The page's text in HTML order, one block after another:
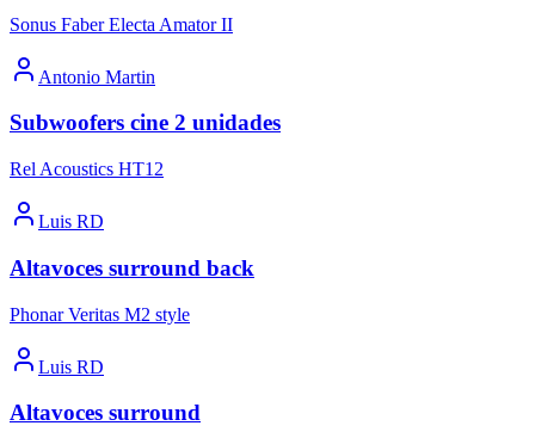
Sonus Faber Electa Amator II
Antonio Martin
Subwoofers cine 2 unidades
Rel Acoustics HT12
Luis RD
Altavoces surround back
Phonar Veritas M2 style
Luis RD
Altavoces surround